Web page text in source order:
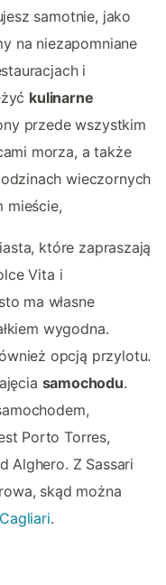
samotnie, jako
na niezapomniane
i
kulinarne
przede wszystkim
morza, a także
wieczornych
mieście,
które zapraszają
Vita i
ma własne
wygodna.
opcją przylotu.
samochodu.
Porto Torres,
Alghero. Z Sassari
skąd można
Cagliari.